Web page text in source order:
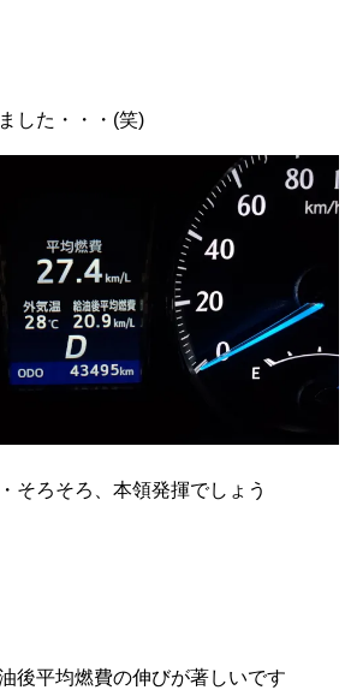
した・・・(笑)
そろそろ、本領発揮でしょう
後平均燃費の伸びが著しいです